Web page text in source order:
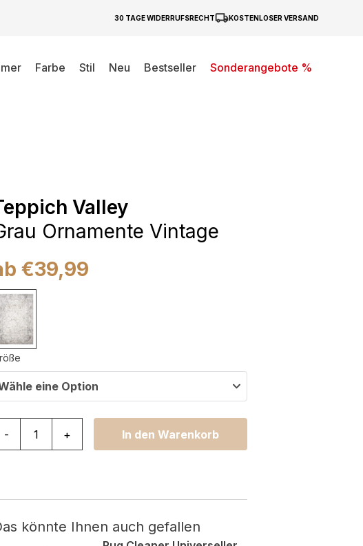
30 TAGE WIDERRUFSRECHT KOSTENLOSER VERSAND
Farbe Stil Neu Bestseller
Sonderangebote %
Valley
Ornamente Vintage
€39,99
eine Option
- + In den Warenkorb
könnte Ihnen auch gefallen